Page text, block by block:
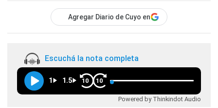
Agregar Diario de Cuyo en
Escuchá la nota completa
1 1.5 10 10
Powered by Thinkindot Audio